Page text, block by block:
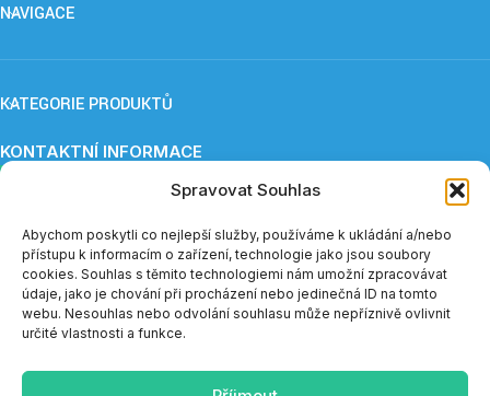
Spravovat Souhlas
Abychom poskytli co nejlepší služby, používáme k ukládání a/nebo
přístupu k informacím o zařízení, technologie jako jsou soubory
cookies. Souhlas s těmito technologiemi nám umožní zpracovávat
údaje, jako je chování při procházení nebo jedinečná ID na tomto
webu. Nesouhlas nebo odvolání souhlasu může nepříznivě ovlivnit
určité vlastnosti a funkce.
NAVIGACE
KATEGORIE PRODUKTŮ
KONTAKTNÍ INFORMACE
Eliška Maršíková
+420 739 253 345 (12:30 - 15:00)
eshop@apnoe-spanek.cz
IČO: 23362812
DIČ: CZ23362812
Telefonická podpora e-shopu je v měsíci červenci a sprnu